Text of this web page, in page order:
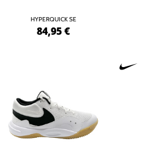
HYPERQUICK SE
84,95€